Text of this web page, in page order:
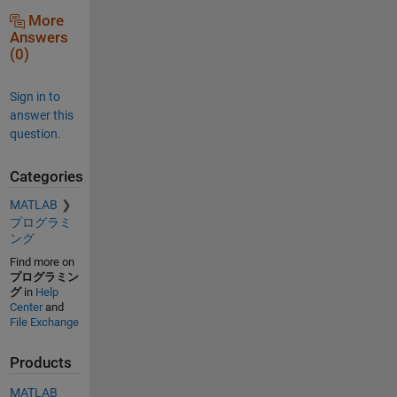
More
Answers
(0)
Sign in to
answer this
question.
Categories
MATLAB
プログラミ
ング
Find more on
プログラミン
グin Help
Centerand
File Exchange
Products
MATLAB